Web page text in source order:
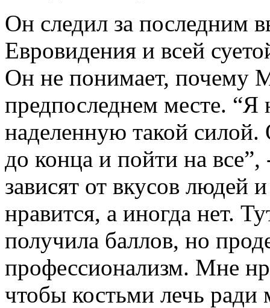
Он следил за последним
Евровидения и всей
Он не понимает, почему
предпоследнем месте. “Я
наделенную такой
до конца и пойти на
зависят от вкусов людей
нравится, а иногда нет.
получила баллов, но
профессионализм. Мне
чтобы костьми лечь ради